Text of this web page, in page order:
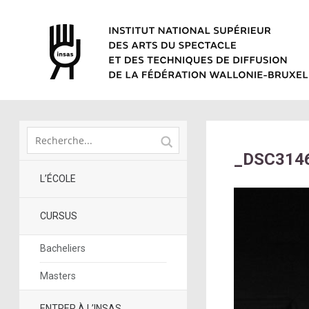
L’ÉCOLE
CURSUS
Bacheliers
Masters